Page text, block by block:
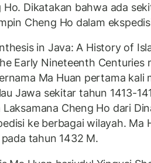
Ho. Dikatakan bahwa ada
Cheng Ho dalam
in Java: A History of
Early Nineteenth Centuries
Ma Huan pertama kali
Jawa sekitar tahun 1413-
Cheng Ho dari
ke berbagai wilayah. Ma
tahun 1432 M.